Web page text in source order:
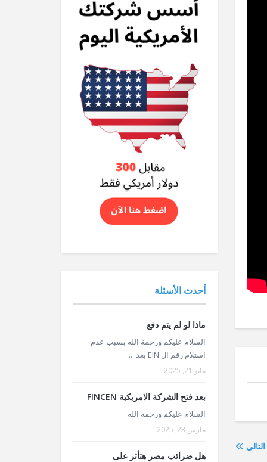
أحدث الأسئلة
ماذا لو لم يتم دفع
السلام عليكم ورحمة الله بسبب عدم
استلام رقم ال EIN بعد ...
مايو 21, 2025
بعد فتح الشركة الامريكية FINCEN
السلام عليكم ورحمة الله
مارس 23, 2025
هل ضرائب مصر هتأثر على